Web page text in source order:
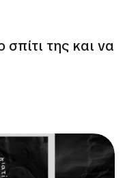
της και να